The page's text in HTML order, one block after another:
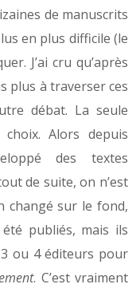
de manuscrits
en plus difficile (le
J’ai cru qu’après
plus à traverser ces
débat. La seule
Alors depuis
des textes
de suite, on n’est
changé sur le fond,
publiés, mais ils
ou 4 éditeurs pour
. C’est vraiment